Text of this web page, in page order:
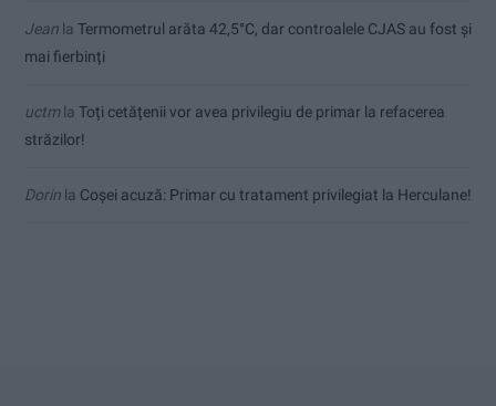
Jean la Termometrul arăta 42,5°C, dar controalele CJAS au fost și
mai fierbinți
uctmla Toți cetățenii vor avea privilegiu de primar la refacerea
străzilor!
Dorin la Coșei acuză: Primar cu tratament privilegiat la Herculane!